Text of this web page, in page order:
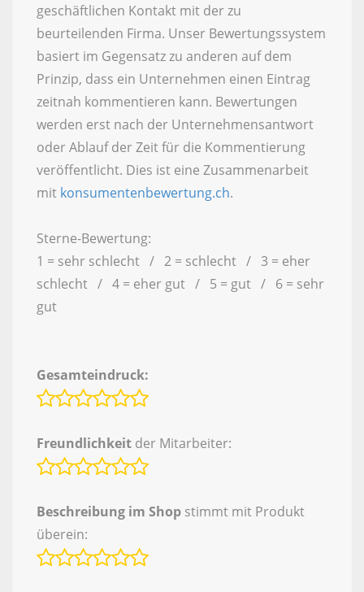
geschäftlichen Kontakt mit der zu
beurteilenden Firma. Unser Bewertungssystem
basiert im Gegensatz zu anderen auf dem
Prinzip, dass ein Unternehmen einen Eintrag
zeitnah kommentieren kann. Bewertungen
werden erst nach der Unternehmensantwort
oder Ablauf der Zeit für die Kommentierung
veröffentlicht. Dies ist eine Zusammenarbeit
mit konsumentenbewertung.ch.
Sterne-Bewertung:
1 = sehr schlecht / 2 = schlecht / 3 = eher
schlecht / 4 = eher gut / 5 = gut / 6 = sehr
gut
Gesamteindruck:
Freundlichkeit der Mitarbeiter:
Beschreibung im Shop stimmt mit Produkt
überein: